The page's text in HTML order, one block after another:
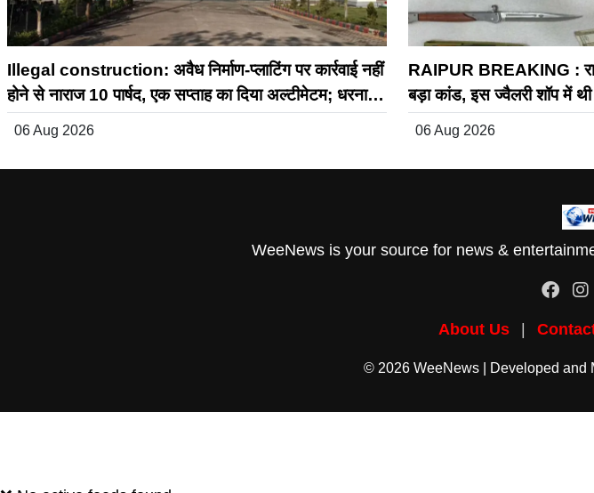
Illegal construction: अवैध निर्माण-प्लाटिंग पर कार्रवाई नहीं
होने से नाराज 10 पार्षद, एक सप्ताह का दिया अल्टीमेटम; धरना-
प्रदर्शन की चेतावनी।
06 Aug 2026
RAIPUR BREAKING :
बड़ा कांड, इस ज्वैलरी शॉप में
थी गोली, समय रहते 3 आरोपी
06 Aug 2026
WeeNews is your source for news &
About Us
© 2026 WeeNews | Developed and